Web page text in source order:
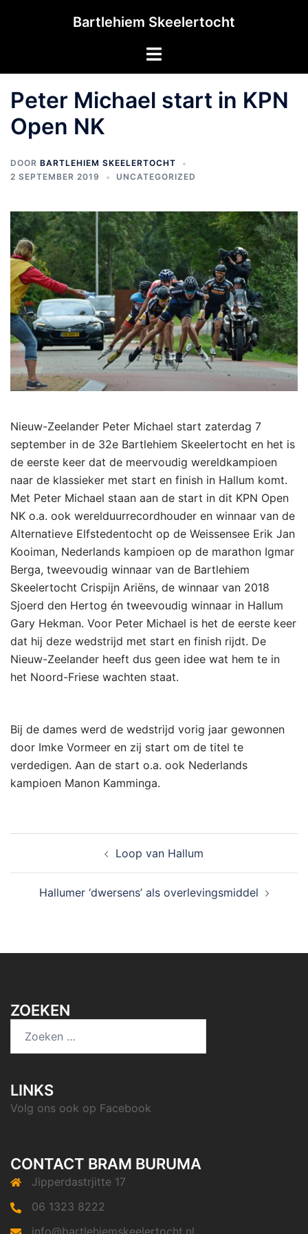
Bartlehiem Skeelertocht
Toggle
Peter Michael start in KPN
Open NK
DOOR BARTLEHIEM SKEELERTOCHT
2 SEPTEMBER 2019
UNCATEGORIZED
Nieuw-Zeelander Peter Michael start zaterdag 7
september in de 32e Bartlehiem Skeelertocht en het is
de eerste keer dat de meervoudig wereldkampioen
naar de klassieker met start en finish in Hallum komt.
Met Peter Michael staan aan de start in dit KPN Open
NK o.a. ook werelduurrecordhouder en winnaar van de
Alternatieve Elfstedentocht op de Weissensee Erik Jan
Kooiman, Nederlands kampioen op de marathon Igmar
Berga, tweevoudig winnaar van de Bartlehiem
Skeelertocht Crispijn Ariëns, de winnaar van 2018
Sjoerd den Hertog én tweevoudig winnaar in Hallum
Gary Hekman. Voor Peter Michael is het de eerste keer
dat hij deze wedstrijd met start en finish rijdt. De
Nieuw-Zeelander heeft dus geen idee wat hem te in
het Noord-Friese wachten staat.
Bij de dames werd de wedstrijd vorig jaar gewonnen
door Imke Vormeer en zij start om de titel te
verdedigen. Aan de start o.a. ook Nederlands
kampioen Manon Kamminga.
Loop van Hallum
Hallumer ‘dwersens’ als overlevingsmiddel
ZOEKEN
LINKS
Volg ons ook op Facebook
CONTACT BRAM BURUMA
Jipperdastrjitte 17
06 1323 8222